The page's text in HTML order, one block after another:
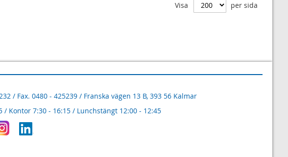
Visa per sida
/ Fax. 0480 - 425239 / Franska vägen 13 B, 393 56 Kalmar
Kontor 7:30 - 16:15 / Lunchstängt 12:00 - 12:45